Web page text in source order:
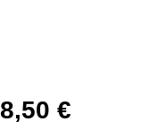
Regulärer Preis:
8,50 €